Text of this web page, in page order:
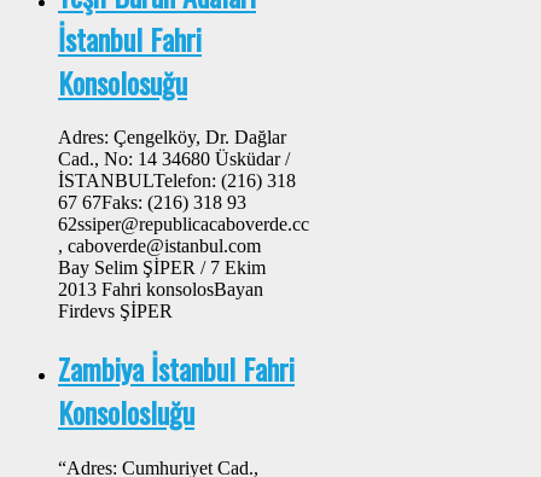
İstanbul Fahri
Konsolosuğu
Adres: Çengelköy, Dr. Dağlar
Cad., No: 14 34680 Üsküdar /
İSTANBULTelefon: (216) 318
67 67Faks: (216) 318 93
62ssiper@republicacaboverde.cc
, caboverde@istanbul.com
Bay Selim ŞİPER / 7 Ekim
2013 Fahri konsolosBayan
Firdevs ŞİPER
Zambiya İstanbul Fahri
Konsolosluğu
“Adres: Cumhuriyet Cad.,